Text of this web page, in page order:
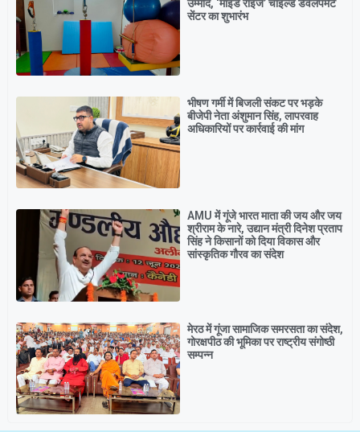
उम्मीद, ‘माइंड राइज’ चाइल्ड डेवलपमेंट
सेंटर का शुभारंभ
भीषण गर्मी में बिजली संकट पर भड़के
बीजेपी नेता अंशुमान सिंह, लापरवाह
अधिकारियों पर कार्रवाई की मांग
AMU में गूंजे भारत माता की जय और जय
श्रीराम के नारे, उद्यान मंत्री दिनेश प्रताप
सिंह ने किसानों को दिया विकास और
सांस्कृतिक गौरव का संदेश
मेरठ में गूंजा सामाजिक समरसता का संदेश,
गोरक्षपीठ की भूमिका पर राष्ट्रीय संगोष्ठी
सम्पन्न